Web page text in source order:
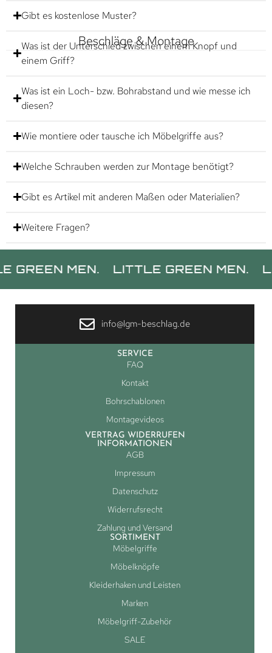
Gibt es kostenlose Muster?
Beschläge & Montage
Was ist der Unterschied zwischen einem Knopf und
einem Griff?
Was ist ein Loch- bzw. Bohrabstand und wie messe ich
diesen?
Wie montiere oder tausche ich Möbelgriffe aus?
Welche Schrauben werden zur Montage benötigt?
Gibt es Artikel mit anderen Maßen oder Materialien?
Weitere Fragen?
MEN. LITTLE GREEN MEN. LITTLE
info@lgm-beschlag.de
SERVICE
FAQ
Kontakt
Bohrschablonen
Montagevideos
VERTRAG WIDERRUFEN
INFORMATIONEN
AGB
Impressum
Datenschutz
Widerrufsrecht
Zahlung und Versand
SORTIMENT
Möbelgriffe
Möbelknöpfe
Kleiderhaken und Leisten
Marken
Möbelgriff-Zubehör
SALE